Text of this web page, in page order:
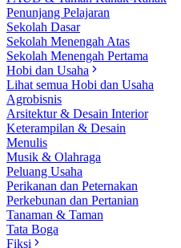
Penunjang Pelajaran
Sekolah Dasar
Sekolah Menengah Atas
Sekolah Menengah Pertama
Hobi dan Usaha
Lihat semua Hobi dan Usaha
Agrobisnis
Arsitektur & Desain Interior
Keterampilan & Desain
Menulis
Musik & Olahraga
Peluang Usaha
Perikanan dan Peternakan
Perkebunan dan Pertanian
Tanaman & Taman
Tata Boga
Fiksi